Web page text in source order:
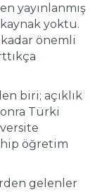
yayınlanmış
kaynak yoktu.
önemli
biri; açıklık
Türki
öğretim
gelenler